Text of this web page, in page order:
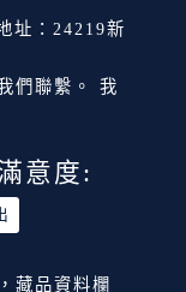
址：24219新
們聯繫。 我
意度:
藏品資料欄